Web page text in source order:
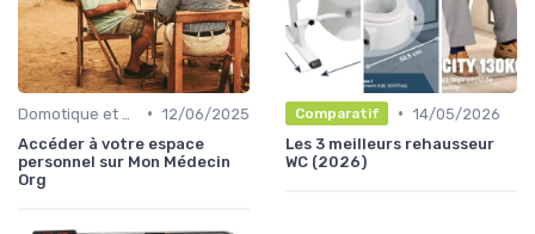
• 12/06/2025
Accéder à votre espace
personnel sur Mon Médecin
Org
Comparatif • 14/05/2026
Les 3 meilleurs rehausseur
WC (2026)